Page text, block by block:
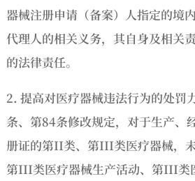
器械注册申请（备案）人指定的境
代理人的相关义务，其自身及相关
的法律责任。
2. 提高对医疗器械违法行为的处罚
条、第84条修改规定，对于生产、
册证的第II类、第III类医疗器械，
第III类医疗器械生产活动、第III类